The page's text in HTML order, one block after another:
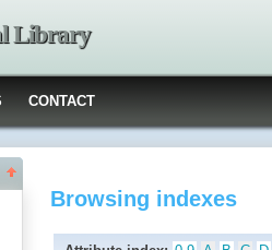
Library
CONTACT
Browsing indexes